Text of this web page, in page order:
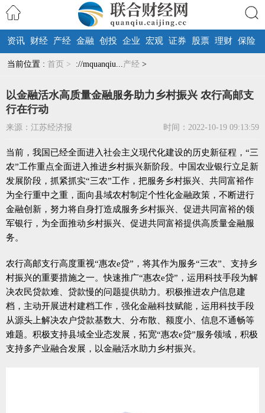
搜索
资讯 财经 产经 金融 创投 企业 宏观 证券 股票 理财 保险
当前位置 : 首页 > ://mquanqiu...产经 >
以金融活水高质量金融服务助力乡村振兴 农行高邮支
行在行动
来源：江苏经济报 时间：2022-10-19 09:13:59
当前，我国已经全面进入社会主义现代化建设的历史新征程，“三
农”工作重点全面进入推进乡村振兴新阶段。中国农业银行立足新
发展阶段，抓紧抓实“三农”工作，把服务乡村振兴、共同富裕作
为全行重中之重，面向县域农村制定个性化金融政策，不断进行
金融创新，努力将自身打造成服务乡村振兴、促进共同富裕的领
军银行，为全面推动乡村振兴、促进共同富裕提供高质量金融服
务。
农行高邮支行高度重视“惠农e贷”，将其作为服务“三农”、支持乡
村振兴的重要措施之一。快速推广“惠农e贷”，运用科技手段为解
决农民贷款难、贷款慢的问题提供助力。积极推进农户信息建
档，主动开展进村建档工作，强化金融科技赋能，运用科技手段
从源头上解决农户贷款基数大、分布散、额度小、信息不通畅等
难题。积极支持县域全业态发展，拓宽“惠农e贷”服务领域，积极
支持多产业融合发展，以金融活水助力乡村振兴。